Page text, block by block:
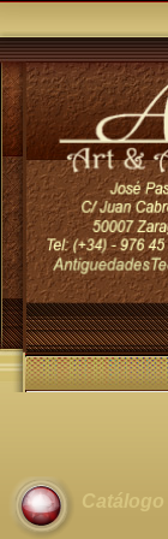
Catálogo